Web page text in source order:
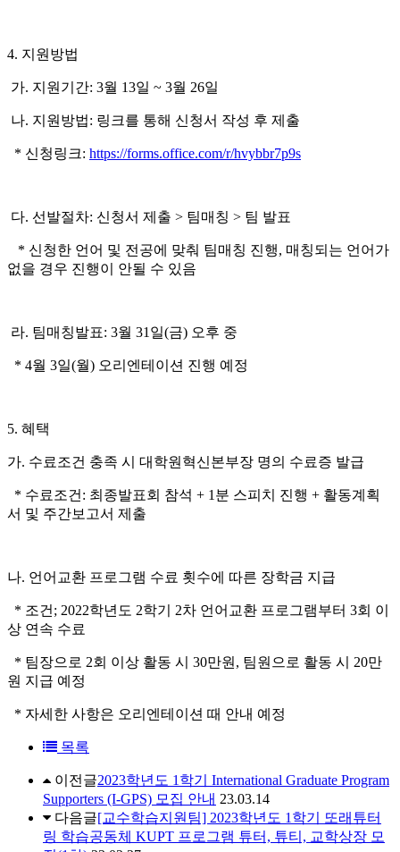
4. 지원방법
가. 지원기간: 3월 13일 ~ 3월 26일
나. 지원방법: 링크를 통해 신청서 작성 후 제출
* 신청링크: https://forms.office.com/r/hvybbr7p9s
다. 선발절차: 신청서 제출 > 팀매칭 > 팀 발표
* 신청한 언어 및 전공에 맞춰 팀매칭 진행, 매칭되는 언어가
없을 경우 진행이 안될 수 있음
라. 팀매칭발표: 3월 31일(금) 오후 중
* 4월 3일(월) 오리엔테이션 진행 예정
5. 혜택
가. 수료조건 충족 시 대학원혁신본부장 명의 수료증 발급
* 수료조건: 최종발표회 참석 + 1분 스피치 진행 + 활동계획
서 및 주간보고서 제출
나. 언어교환 프로그램 수료 횟수에 따른 장학금 지급
* 조건; 2022학년도 2학기 2차 언어교환 프로그램부터 3회 이
상 연속 수료
* 팀장으로 2회 이상 활동 시 30만원, 팀원으로 활동 시 20만
원 지급 예정
* 자세한 사항은 오리엔테이션 때 안내 예정
목록
이전글2023학년도 1학기 International Graduate Program
Supporters (I-GPS) 모집 안내 23.03.14
다음글[교수학습지원팀] 2023학년도 1학기 또래튜터
링 학습공동체 KUPT 프로그램 튜터, 튜티, 교학상장 모